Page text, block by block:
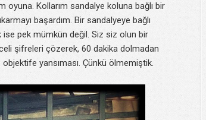
oyuna. Kollarım sandalye koluna bağlı bir
başardım. Bir sandalyeye bağlı
pek mümkün değil. Siz siz olun bir
şifreleri çözerek, 60 dakika dolmadan
yansıması. Çünkü ölmemiştik.